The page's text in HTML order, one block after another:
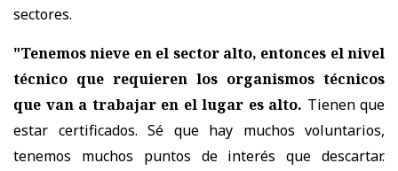
sectores.
"Tenemos nieve en el sector alto, entonces el nivel
técnico que requieren los organismos técnicos
que van a trabajar en el lugar es alto. Tienen que
estar certificados. Sé que hay muchos voluntarios,
tenemos muchos puntos de interés que descartar.